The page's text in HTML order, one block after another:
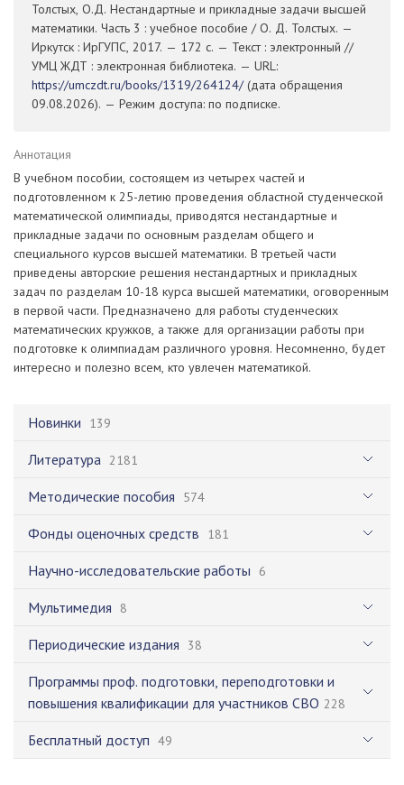
Новинки 139
Литература 2181
Методические пособия 574
Фонды оценочных средств 181
Научно-исследовательские работы 6
Мультимедия 8
Периодические издания 38
Программы проф. подготовки, переподготовки и
повышения квалификации для участников СВО 228
Бесплатный доступ 49
Толстых, О.Д. Нестандартные и прикладные задачи высшей
математики. Часть 3 : учебное пособие / О. Д. Толстых. —
Иркутск : ИрГУПС, 2017. — 172 с. — Текст : электронный //
УМЦ ЖДТ : электронная библиотека. — URL:
https://umczdt.ru/books/1319/264124/(дата обращения
09.08.2026). — Режим доступа: по подписке.
Аннотация
В учебном пособии, состоящем из четырех частей и
подготовленном к 25-летию проведения областной студенческой
математической олимпиады, приводятся нестандартные и
прикладные задачи по основным разделам общего и
специального курсов высшей математики. В третьей части
приведены авторские решения нестандартных и прикладных
задач по разделам 10-18 курса высшей математики, оговоренным
в первой части. Предназначено для работы студенческих
математических кружков, а также для организации работы при
подготовке к олимпиадам различного уровня. Несомненно, будет
интересно и полезно всем, кто увлечен математикой.